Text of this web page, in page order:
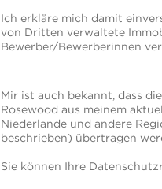
Ich erkläre mich damit
von Dritten verwaltete
Bewerber/Bewerberinnen
Mir ist auch bekannt, dass
Rosewood aus meinem
Niederlande und andere
beschrieben) übertragen
Sie können Ihre